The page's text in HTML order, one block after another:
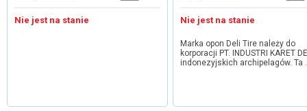
Nie jest na stanie Nie jest na stanie
Marka opon Deli Tire należy do
korporacji PT. INDUSTRI KARET
indonezyjskich archipelagów. Ta